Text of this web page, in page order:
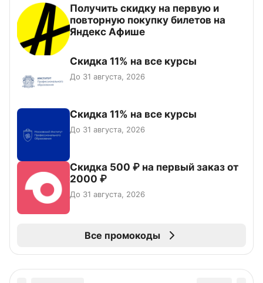
Получить скидку на первую и
повторную покупку билетов на
Яндекс Афише
Скидка 11% на все курсы
До 31 августа, 2026
Скидка 11% на все курсы
До 31 августа, 2026
Скидка 500 ₽ на первый заказ от
2000 ₽
До 31 августа, 2026
Все промокоды